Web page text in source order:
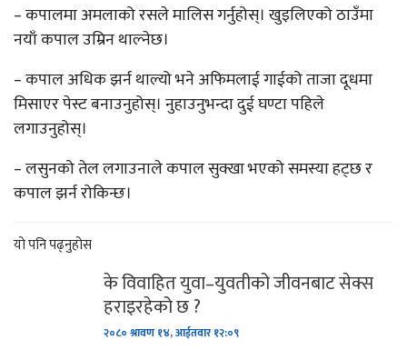
– कपालमा अमलाको रसले मालिस गर्नुहोस्। खुइलिएको ठाउँमा
नयाँ कपाल उम्रिन थाल्नेछ।
– कपाल अधिक झर्न थाल्यो भने अफिमलाई गाईको ताजा दूधमा
मिसाएर पेस्ट बनाउनुहोस्। नुहाउनुभन्दा दुई घण्टा पहिले
लगाउनुहोस्।
– लसुनको तेल लगाउनाले कपाल सुक्खा भएको समस्या हट्छ र
कपाल झर्न रोकिन्छ।
यो पनि पढ्नुहोस
के विवाहित युवा–युवतीको जीवनबाट सेक्स
हराइरहेको छ ?
२०८० श्रावण १४, आईतवार १२:०९